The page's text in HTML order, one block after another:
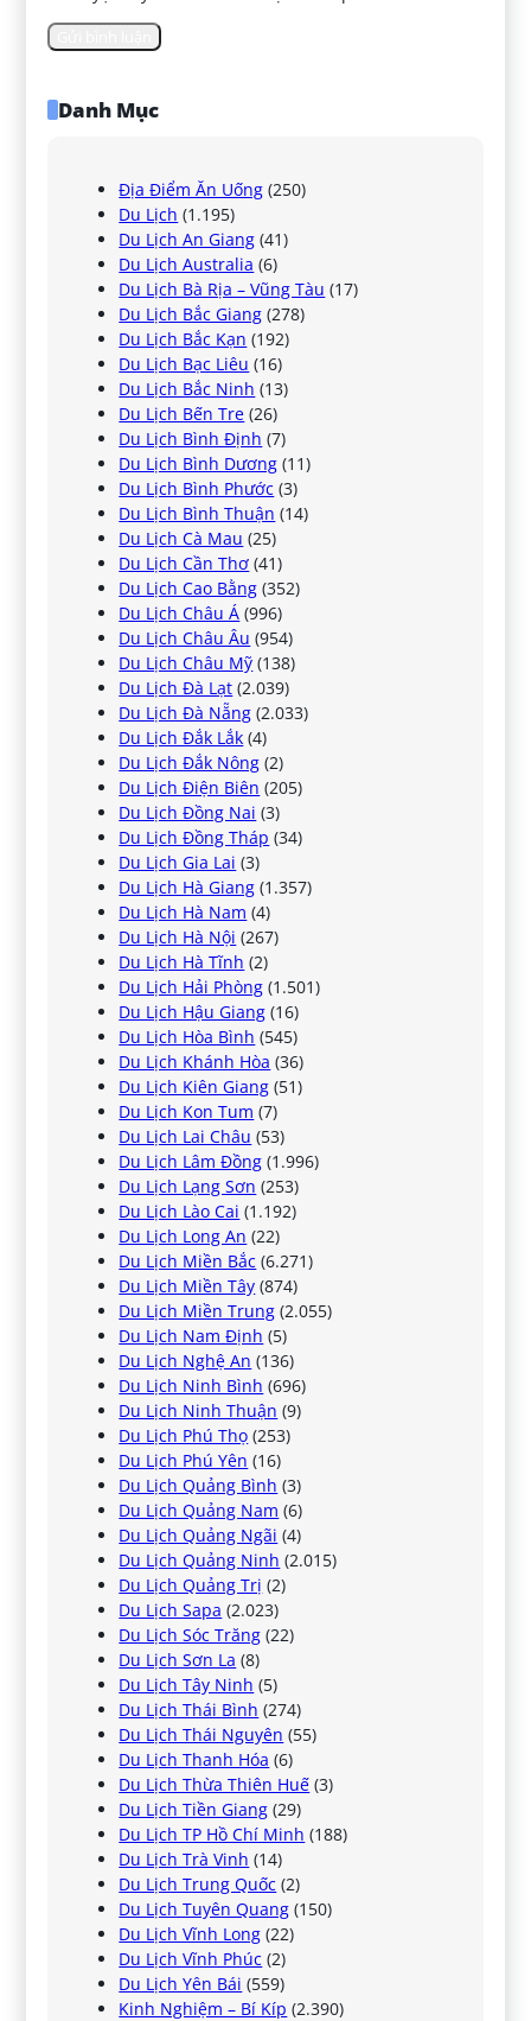
Danh Mục
Địa Điểm Ăn Uống (250)
Du Lịch (1.195)
Du Lịch An Giang (41)
Du Lịch Australia (6)
Du Lịch Bà Rịa – Vũng Tàu (17)
Du Lịch Bắc Giang (278)
Du Lịch Bắc Kạn (192)
Du Lịch Bạc Liêu (16)
Du Lịch Bắc Ninh (13)
Du Lịch Bến Tre (26)
Du Lịch Bình Định (7)
Du Lịch Bình Dương (11)
Du Lịch Bình Phước (3)
Du Lịch Bình Thuận (14)
Du Lịch Cà Mau (25)
Du Lịch Cần Thơ (41)
Du Lịch Cao Bằng (352)
Du Lịch Châu Á (996)
Du Lịch Châu Âu (954)
Du Lịch Châu Mỹ (138)
Du Lịch Đà Lạt (2.039)
Du Lịch Đà Nẵng (2.033)
Du Lịch Đắk Lắk (4)
Du Lịch Đắk Nông (2)
Du Lịch Điện Biên (205)
Du Lịch Đồng Nai (3)
Du Lịch Đồng Tháp (34)
Du Lịch Gia Lai (3)
Du Lịch Hà Giang (1.357)
Du Lịch Hà Nam (4)
Du Lịch Hà Nội (267)
Du Lịch Hà Tĩnh (2)
Du Lịch Hải Phòng (1.501)
Du Lịch Hậu Giang (16)
Du Lịch Hòa Bình (545)
Du Lịch Khánh Hòa (36)
Du Lịch Kiên Giang (51)
Du Lịch Kon Tum (7)
Du Lịch Lai Châu (53)
Du Lịch Lâm Đồng (1.996)
Du Lịch Lạng Sơn (253)
Du Lịch Lào Cai (1.192)
Du Lịch Long An (22)
Du Lịch Miền Bắc (6.271)
Du Lịch Miền Tây (874)
Du Lịch Miền Trung (2.055)
Du Lịch Nam Định (5)
Du Lịch Nghệ An (136)
Du Lịch Ninh Bình (696)
Du Lịch Ninh Thuận (9)
Du Lịch Phú Thọ (253)
Du Lịch Phú Yên (16)
Du Lịch Quảng Bình (3)
Du Lịch Quảng Nam (6)
Du Lịch Quảng Ngãi (4)
Du Lịch Quảng Ninh (2.015)
Du Lịch Quảng Trị (2)
Du Lịch Sapa (2.023)
Du Lịch Sóc Trăng (22)
Du Lịch Sơn La (8)
Du Lịch Tây Ninh (5)
Du Lịch Thái Bình (274)
Du Lịch Thái Nguyên (55)
Du Lịch Thanh Hóa (6)
Du Lịch Thừa Thiên Huế (3)
Du Lịch Tiền Giang (29)
Du Lịch TP Hồ Chí Minh (188)
Du Lịch Trà Vinh (14)
Du Lịch Trung Quốc (2)
Du Lịch Tuyên Quang (150)
Du Lịch Vĩnh Long (22)
Du Lịch Vĩnh Phúc (2)
Du Lịch Yên Bái (559)
Kinh Nghiệm – Bí Kíp (2.390)